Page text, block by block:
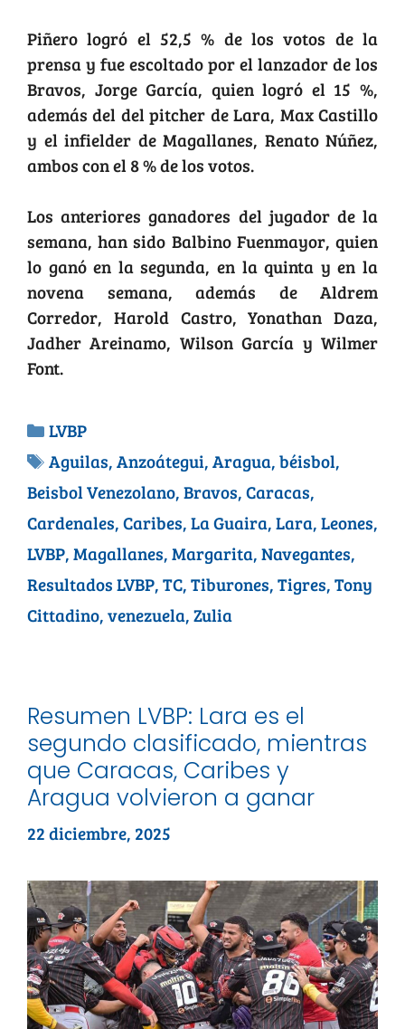
Piñero logró el 52,5 % de los votos de la
prensa y fue escoltado por el lanzador de los
Bravos, Jorge García, quien logró el 15 %,
además del del pitcher de Lara, Max Castillo
y el infielder de Magallanes, Renato Núñez,
ambos con el 8 % de los votos.
Los anteriores ganadores del jugador de la
semana, han sido Balbino Fuenmayor, quien
lo ganó en la segunda, en la quinta y en la
novena semana, además de Aldrem
Corredor, Harold Castro, Yonathan Daza,
Jadher Areinamo, Wilson García y Wilmer
Font.
LVBP
Aguilas,Anzoátegui,Aragua,béisbol,
Beisbol Venezolano, Bravos, Caracas,
Cardenales, Caribes, La Guaira, Lara, Leones,
LVBP, Magallanes, Margarita, Navegantes,
Resultados LVBP, TC, Tiburones, Tigres, Tony
Cittadino, venezuela, Zulia
Resumen LVBP: Lara es el
segundo clasificado, mientras
que Caracas, Caribes y
Aragua volvieron a ganar
22 diciembre, 2025